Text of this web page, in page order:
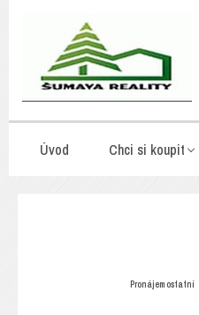
Úvod Chci si koupit
Pronájem ostatní